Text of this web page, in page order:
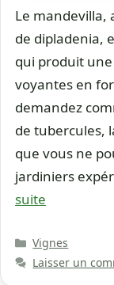
Le mandevilla,
de dipladenia,
qui produit
voyantes en
demandez
de tubercules,
que vous ne
jardiniers
suite
Catégories
Vignes
Laisser un